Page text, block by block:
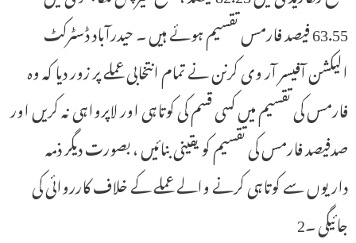
63.55 فیصد فارمس تقسیم ہوئے ہیں ۔ حیدرآباد ڈسٹرکٹ
الیکشن آفیسر آر وی کرنن نے تمام انتخابی عملے پر زور دیا کہ وہ
فارمس کی تقسیم میں کسی قسم کی کوتاہی اور لاپرواہی نہ کریں اور
صدفیصد فارمس کی تقسیم کو یقینی بنائیں ، بصورت دیگر ذمہ
داریوں سے کوتاہی کرنے والے عملے کے خلاف کارروائی کی
جائیگی ۔2